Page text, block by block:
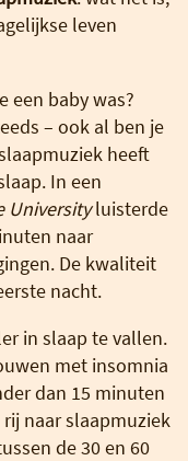
leven
een baby was?
– ook al ben je
heeft
In een
Universityluisterde
naar
De kwaliteit
nacht.
in slaap te vallen.
met insomnia
dan 15 minuten
naar slaapmuziek
de 30 en 60